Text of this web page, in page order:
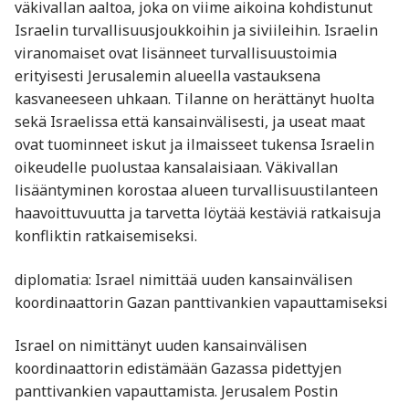
väkivallan aaltoa, joka on viime aikoina kohdistunut
Israelin turvallisuusjoukkoihin ja siviileihin. Israelin
viranomaiset ovat lisänneet turvallisuustoimia
erityisesti Jerusalemin alueella vastauksena
kasvaneeseen uhkaan. Tilanne on herättänyt huolta
sekä Israelissa että kansainvälisesti, ja useat maat
ovat tuominneet iskut ja ilmaisseet tukensa Israelin
oikeudelle puolustaa kansalaisiaan. Väkivallan
lisääntyminen korostaa alueen turvallisuustilanteen
haavoittuvuutta ja tarvetta löytää kestäviä ratkaisuja
konfliktin ratkaisemiseksi.
diplomatia: Israel nimittää uuden kansainvälisen
koordinaattorin Gazan panttivankien vapauttamiseksi
Israel on nimittänyt uuden kansainvälisen
koordinaattorin edistämään Gazassa pidettyjen
panttivankien vapauttamista. Jerusalem Postin